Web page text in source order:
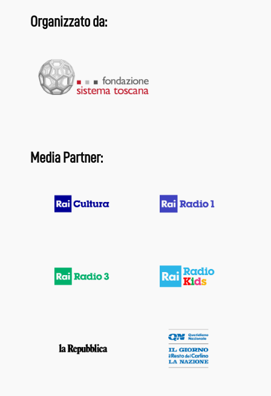
Organizzato da:
Media Partner: